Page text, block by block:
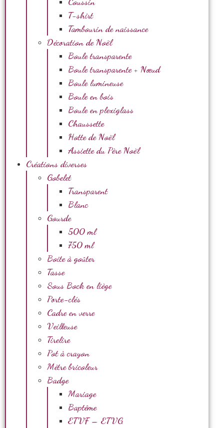
T-shirt
Tambourin de naissance
Décoration de Noël
Boule transparente
Boule transparente + Nœud
Boule lumineuse
Boule en bois
Boule en plexiglass
Chaussette
Hotte de Noël
Assiette du Père Noël
Créations diverses
Gobelet
Transparent
Blanc
Gourde
500 ml
750 ml
Boite à goûter
Tasse
Sous Bock en liège
Porte-clés
Cadre en verre
Veilleuse
Tirelire
Pot à crayon
Mètre bricoleur
Badge
Mariage
Baptême
ETVF – ETVG